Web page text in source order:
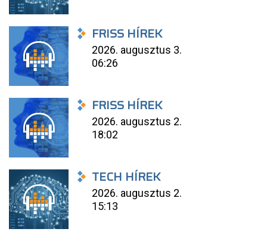
FRISS HÍREK
2026. augusztus 3.
06:26
FRISS HÍREK
2026. augusztus 2.
18:02
TECH HÍREK
2026. augusztus 2.
15:13